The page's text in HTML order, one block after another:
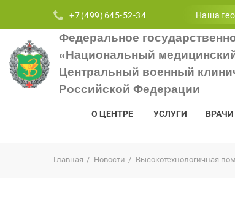
+7 (499) 645-52-34 Наша
Федеральное
«Национальный
Центральный военный
Российской Федерации
О ЦЕНТРЕ УСЛУГИ ВРАЧИ
Главная Новости Высокотехнологичная